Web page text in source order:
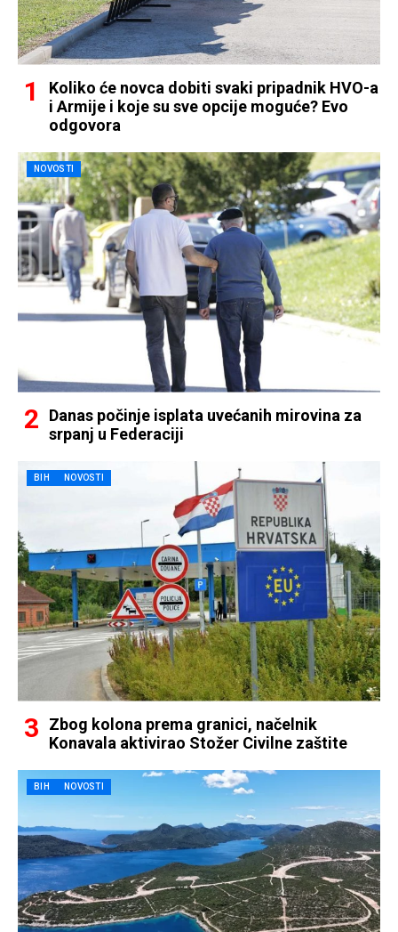
Koliko će novca dobiti svaki pripadnik HVO-a
i Armije i koje su sve opcije moguće? Evo
odgovora
NOVOSTI
Danas počinje isplata uvećanih mirovina za
srpanj u Federaciji
BIH NOVOSTI
Zbog kolona prema granici, načelnik
Konavala aktivirao Stožer Civilne zaštite
BIH NOVOSTI